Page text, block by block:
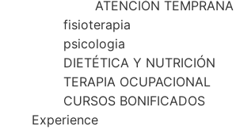
ATENCIÓN TEMPRANA
fisioterapia
psicologia
DIETÉTICA Y NUTRICIÓN
TERAPIA OCUPACIONAL
CURSOS BONIFICADOS
Experience